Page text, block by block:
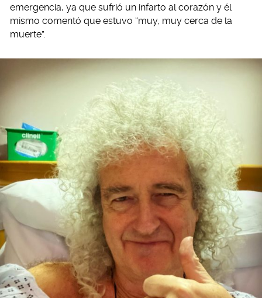
emergencia, ya que sufrió un infarto al corazón y él
mismo comentó que estuvo “muy, muy cerca de la
muerte”.